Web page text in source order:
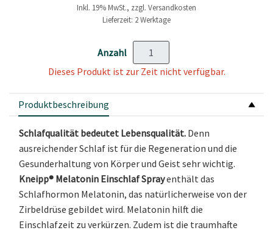
Inkl. 19% MwSt., zzgl. Versandkosten
Lieferzeit: 2 Werktage
Anzahl
Dieses Produkt ist zur Zeit nicht verfügbar.
Produktbeschreibung
Schlafqualität bedeutet Lebensqualität. Denn
ausreichender Schlaf ist für die Regeneration und die
Gesunderhaltung von Körper und Geist sehr wichtig.
Kneipp® Melatonin Einschlaf Sprayenthält das
Schlafhormon Melatonin, das natürlicherweise von der
Zirbeldrüse gebildet wird. Melatonin hilft die
Einschlafzeit zu verkürzen. Zudem ist die traumhafte